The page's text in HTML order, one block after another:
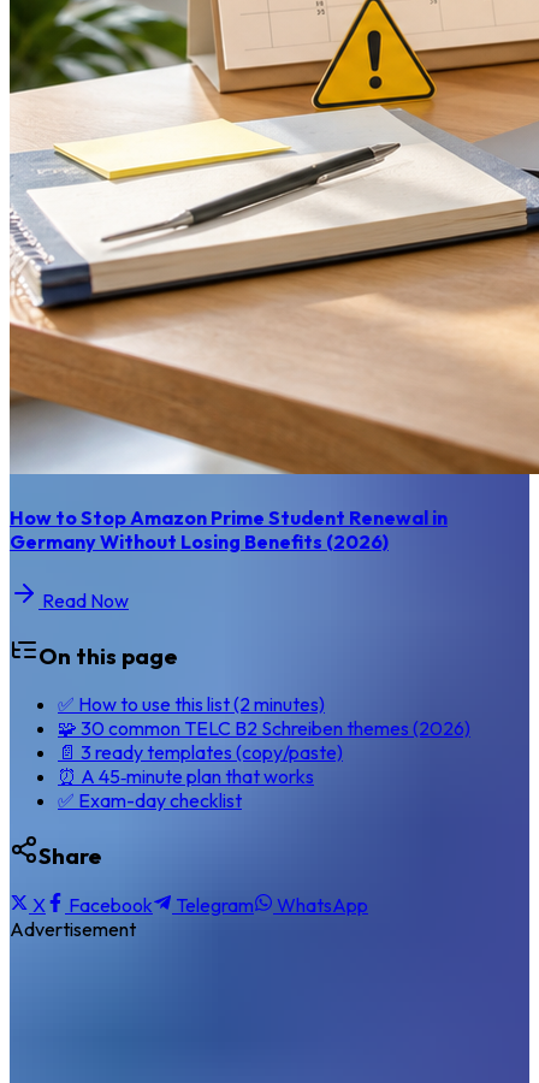
How to Stop Amazon Prime Student Renewal in
Germany Without Losing Benefits (2026)
Read Now
On this page
✅ How to use this list (2 minutes)
🧩 30 common TELC B2 Schreiben themes (2026)
📄 3 ready templates (copy/paste)
⏰ A 45‑minute plan that works
✅ Exam-day checklist
Share
X Facebook Telegram
WhatsApp
Advertisement